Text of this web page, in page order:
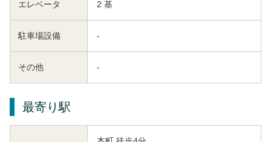
エレベータ 2 基
駐車場設備 -
その他 -
最寄り駅